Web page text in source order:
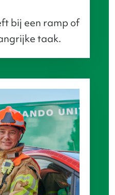
bij een ramp of
taak.